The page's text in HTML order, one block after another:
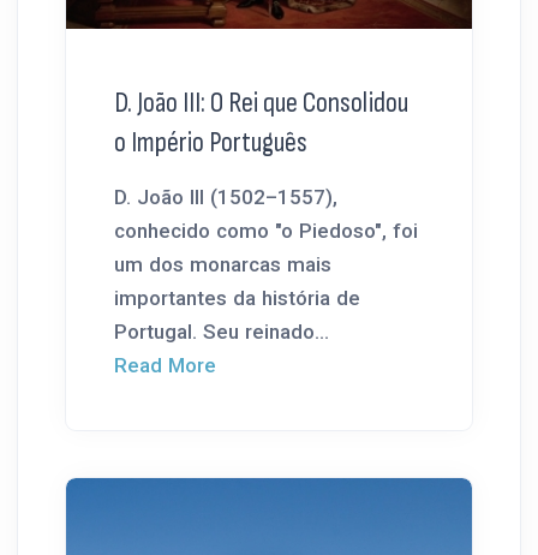
D. João III: O Rei que Consolidou
o Império Português
D. João III (1502–1557),
conhecido como "o Piedoso", foi
um dos monarcas mais
importantes da história de
Portugal. Seu reinado...
Read More